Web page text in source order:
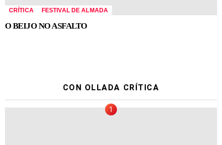
CRÍTICA FESTIVAL DE ALMADA
O BEIJO NO ASFALTO
CON OLLADA CRÍTICA